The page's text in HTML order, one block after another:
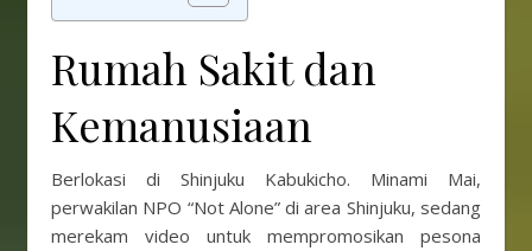
Rumah Sakit dan
Kemanusiaan
Berlokasi di Shinjuku Kabukicho. Minami Mai,
perwakilan NPO “Not Alone” di area Shinjuku, sedang
merekam video untuk mempromosikan pesona